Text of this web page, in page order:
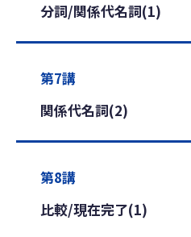
分詞/関係代名詞(1)
第7講
関係代名詞(2)
第8講
比較/現在完了(1)